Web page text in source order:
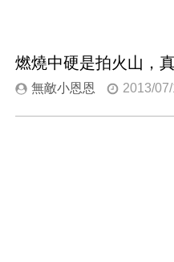
燃燒中硬是拍火山，
無敵小恩恩 2013/